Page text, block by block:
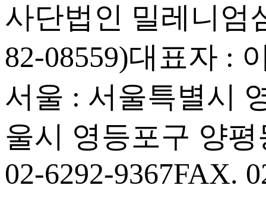
사단법인 밀레니엄
82-08559)대표자 :
서울 : 서울특별시
울시 영등포구 양
02-6292-9367FAX.